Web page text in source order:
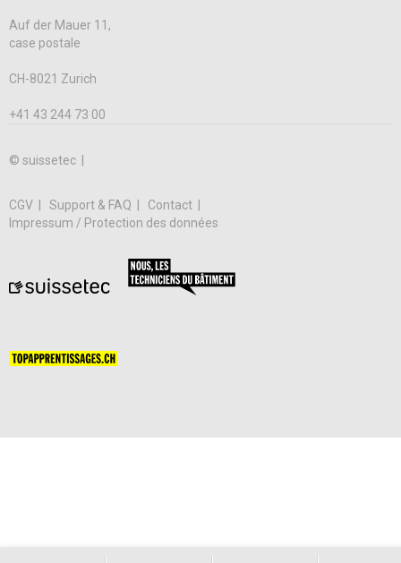
Auf der Mauer 11,
case postale
CH-8021 Zurich
+41 43 244 73 00
© suissetec |
CGV Support & FAQ
Contact
Impressum / Protection des données